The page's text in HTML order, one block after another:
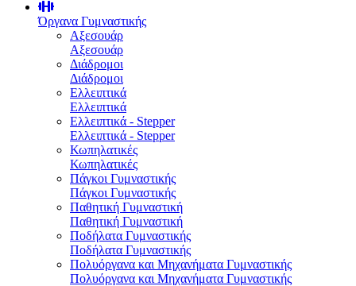
Όργανα Γυμναστικής
Αξεσουάρ
Αξεσουάρ
Διάδρομοι
Διάδρομοι
Ελλειπτικά
Ελλειπτικά
Ελλειπτικά - Stepper
Ελλειπτικά - Stepper
Κωπηλατικές
Κωπηλατικές
Πάγκοι Γυμναστικής
Πάγκοι Γυμναστικής
Παθητική Γυμναστική
Παθητική Γυμναστική
Ποδήλατα Γυμναστικής
Ποδήλατα Γυμναστικής
Πολυόργανα και Μηχανήματα Γυμναστικής
Πολυόργανα και Μηχανήματα Γυμναστικής